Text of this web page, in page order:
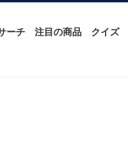
ーチ 注目の商品 クイズ